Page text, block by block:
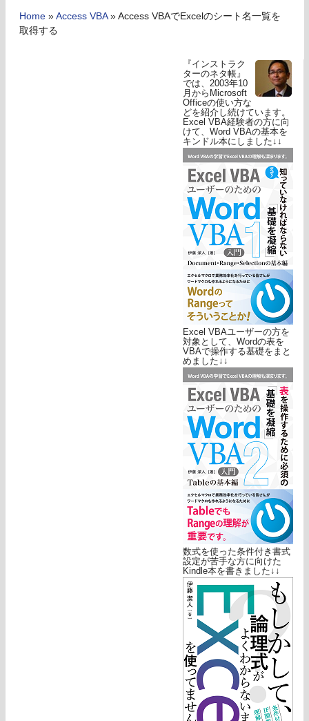
Home » Access VBA» Access VBAでExcelのシート名一覧を
取得する
『インストラク
ターのネタ帳』
では、2003年10
月からMicrosoft
Officeの使い方な
どを紹介し続けています。
Excel VBA経験者の方に向
けて、Word VBAの基本を
キンドル本にしました↓↓
Excel VBAユーザーの方を
対象として、Wordの表を
VBAで操作する基礎をまと
めました↓↓
数式を使った条件付き書式
設定が苦手な方に向けた
Kindle本を書きました↓↓